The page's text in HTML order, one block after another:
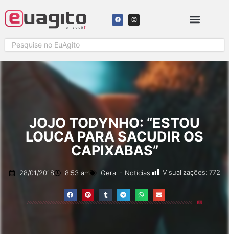
JOJO TODYNHO: “ESTOU
LOUCA PARA SACUDIR OS
CAPIXABAS”
28/01/2018 8:53 am Geral - Notícias Visualizações: 772